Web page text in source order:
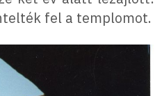
fel a templomot.